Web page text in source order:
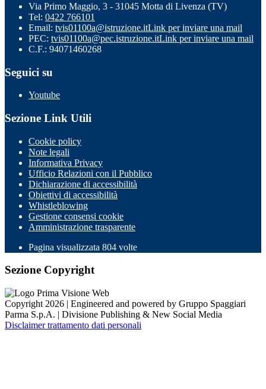
Via Primo Maggio, 3 - 31045 Motta di Livenza (TV)
Tel: 0422 766101
Email: tvis01100a@istruzione.itLink per inviare una mail
PEC: tvis01100a@pec.istruzione.itLink per inviare una mail
C.F.: 94071460268
Seguici su
Youtube
Sezione Link Utili
Cookie policy
Note legali
Informativa Privacy
Ufficio Relazioni con il Pubblico
Dichiarazione di accessibilità
Obiettivi di accessibilità
Whistleblowing
Gestione consensi cookie
Amministrazione trasparente
Pagina visualizzata 804 volte
Sezione Copyright
Copyright 2026 | Engineered and powered by Gruppo Spaggiari
Parma S.p.A. | Divisione Publishing & New Social Media
Disclaimer trattamento dati personali